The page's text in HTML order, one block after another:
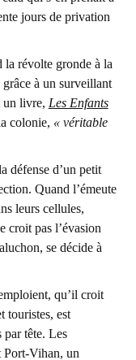
jours de privation
la révolte gronde à la
à un surveillant
un livre, Les Enfants
colonie, « véritable
défense d’un petit
Quand l’émeute
leurs cellules,
croit pas l’évasion
se décide à
qu’il croit
touristes, est
tête. Les
Port-Vihan, un